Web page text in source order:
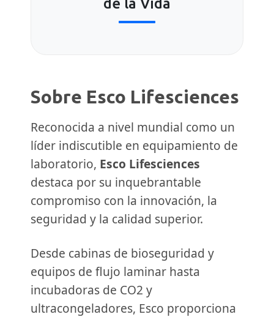
de la Vida
Sobre Esco Lifesciences
Reconocida a nivel mundial como un
líder indiscutible en equipamiento de
laboratorio, Esco Lifesciences
destaca por su inquebrantable
compromiso con la innovación, la
seguridad y la calidad superior.
Desde cabinas de bioseguridad y
equipos de flujo laminar hasta
incubadoras de CO2 y
ultracongeladores, Esco proporciona